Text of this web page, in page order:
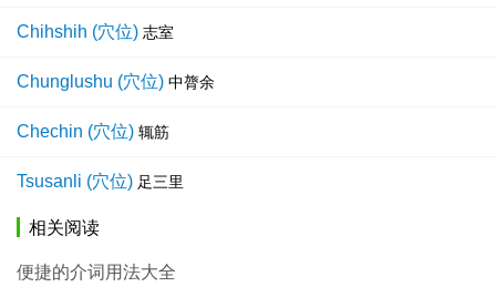
Chihshih (穴位) 志室
Chunglushu (穴位) 中膂余
Chechin (穴位) 辄筋
Tsusanli (穴位) 足三里
相关阅读
便捷的介词用法大全